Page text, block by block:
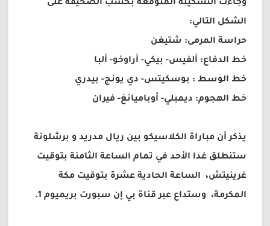
وجاءت التشكيلة المتوقعة بحسب الصحيفة على
الشكل التالي:
حراسة المرمى: شتيغن
خط الدفاع: ألفيس- بيكي- أراوخو- ألبا
خط الوسط : بوسكيتس- دي يونج- بيدري
خط الهجوم: ديمبلي- أوباميانغ- فيران
يذكر أن مباراة الكلاسيكو بين ريال مدريد و برشلونة
ستنطلق غدا الأحد في تمام الساعة الثامنة بتوقيت
غرينيتش، الساعة الحادية عشرة بتوقيت مكة
المكرمة، وستداع عبر قناة بي إن سبورت بريميوم 1.